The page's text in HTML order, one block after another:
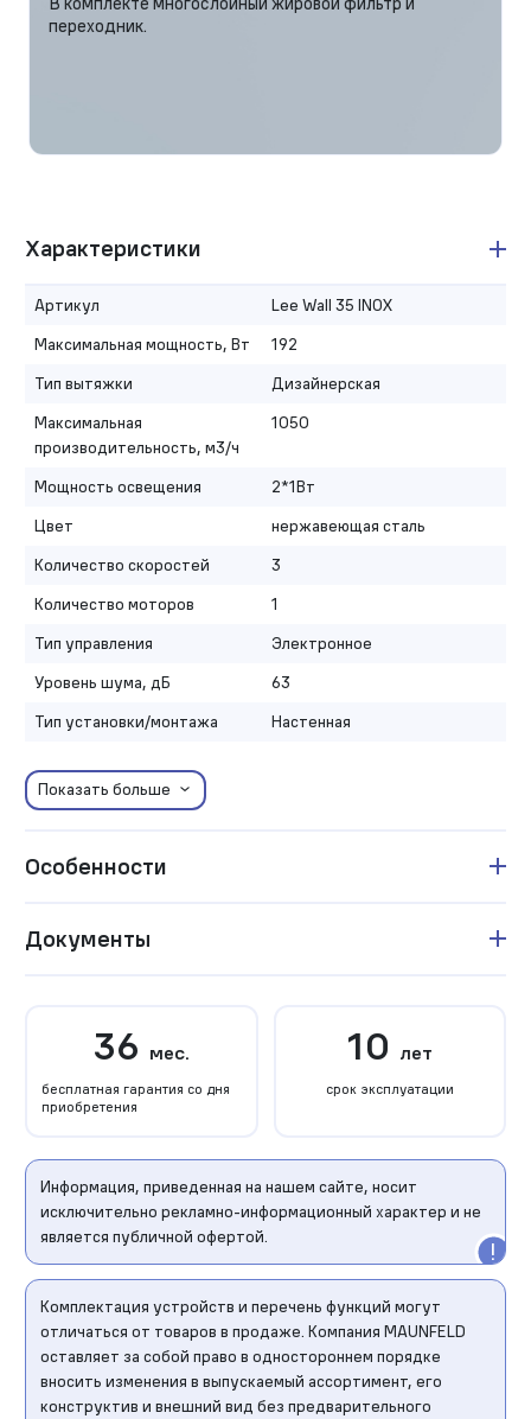
переходник.
Характеристики
Артикул
Lee Wall 35 INOX
Максимальная мощность, Вт
192
Тип вытяжки
Дизайнерская
Максимальная
производительность, м3/ч
1050
Мощность освещения
2*1Вт
Цвет
нержавеющая сталь
Количество скоростей
3
Количество моторов
1
Тип управления
Электронное
Уровень шума, дБ
63
Тип установки/монтажа
Настенная
Показать больше
Особенности
Документы
36 мес.
бесплатная гарантия со дня
приобретения
10 лет
срок эксплуатации
Информация, приведенная на нашем сайте, носит
исключительно рекламно-информационный характер и не
является публичной офертой.
Комплектация устройств и перечень функций могут
отличаться от товаров в продаже. Компания MAUNFELD
оставляет за собой право в одностороннем порядке
вносить изменения в выпускаемый ассортимент, его
конструктив и внешний вид без предварительного